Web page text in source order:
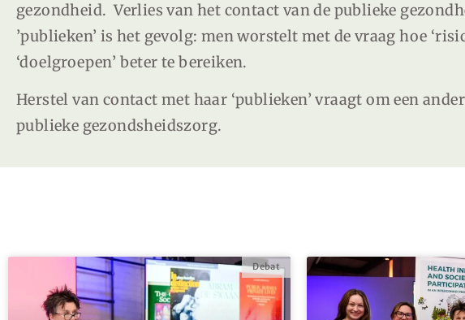
gezondheid.Verlies van het contact van de publieke
’publieken’ is het gevolg: men worstelt met de vraag hoe
‘doelgroepen’ beter te bereiken.
Herstel van contact met haar ‘publieken’ vraagt om een
publieke gezondsheidszorg.
Debat